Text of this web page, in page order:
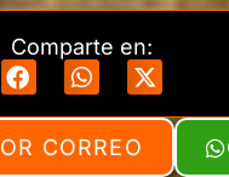
Comparte en:
CORREO